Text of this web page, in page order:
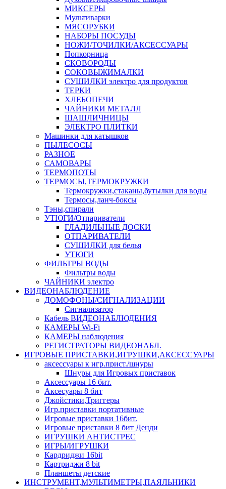
МИКСЕРЫ
Мультиварки
МЯСОРУБКИ
НАБОРЫ ПОСУДЫ
НОЖИ/ТОЧИЛКИ/АКСЕССУАРЫ
Попкорница
СКОВОРОДЫ
СОКОВЫЖИМАЛКИ
СУШИЛКИ электро для продуктов
ТЕРКИ
ХЛЕБОПЕЧИ
ЧАЙНИКИ МЕТАЛЛ
ШАШЛИЧНИЦЫ
ЭЛЕКТРО ПЛИТКИ
Машинки для катышков
ПЫЛЕСОСЫ
РАЗНОЕ
САМОВАРЫ
ТЕРМОПОТЫ
ТЕРМОСЫ,ТЕРМОКРУЖКИ
Термокружки,стаканы,бутылки для воды
Термосы,ланч-боксы
Тэны,спирали
УТЮГИ/Отпариватели
ГЛАДИЛЬНЫЕ ДОСКИ
ОТПАРИВАТЕЛИ
СУШИЛКИ для белья
УТЮГИ
ФИЛЬТРЫ ВОДЫ
Фильтры воды
ЧАЙНИКИ электро
ВИДЕОНАБЛЮДЕНИЕ
ДОМОФОНЫ/СИГНАЛИЗАЦИИ
Сигнализатор
Кабель ВИДЕОНАБЛЮДЕНИЯ
КАМЕРЫ Wi-Fi
КАМЕРЫ наблюдения
РЕГИСТРАТОРЫ ВИДЕОНАБЛ.
ИГРОВЫЕ ПРИСТАВКИ,ИГРУШКИ,АКСЕССУАРЫ
аксесcуары к игр.прист./шнуры
Шнуры для Игровых приставок
Аксессуары 16 бит.
Аксесуары 8 бит
Джойстики,Триггеры
Игр.приставки портативные
Игровые приставки 16бит.
Игровые приставки 8 бит Денди
ИГРУШКИ АНТИСТРЕС
ИГРЫ/ИГРУШКИ
Кардриджи 16bit
Картриджи 8 bit
Планшеты детские
ИНСТРУМЕНТ,МУЛЬТИМЕТРЫ,ПАЯЛЬНИКИ